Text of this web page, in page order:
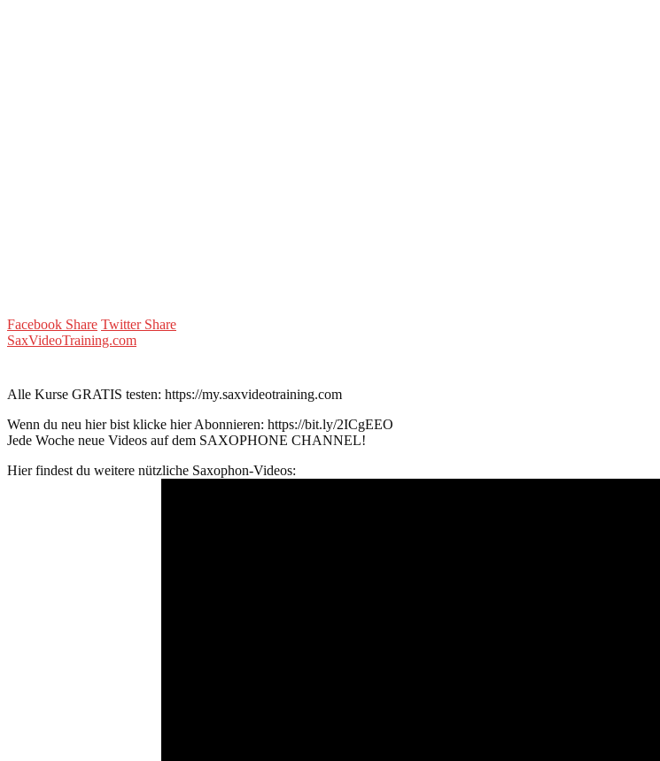
Facebook Share Twitter Share
SaxVideoTraining.com
Alle Kurse GRATIS testen: https://my.saxvideotraining.com
Wenn du neu hier bist klicke hier Abonnieren: https://bit.ly/2ICgEEO
Jede Woche neue Videos auf dem SAXOPHONE CHANNEL!
Hier findest du weitere nützliche Saxophon-Videos: